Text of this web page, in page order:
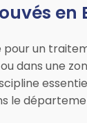
en
un
dans une
le